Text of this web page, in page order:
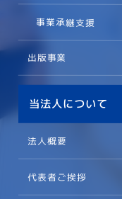
事業承継支援
出版事業
当法人について
法人概要
代表者ご挨拶